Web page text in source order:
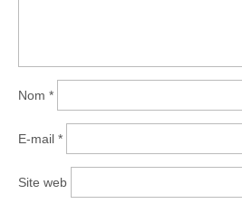
Nom *
E-mail *
Site web